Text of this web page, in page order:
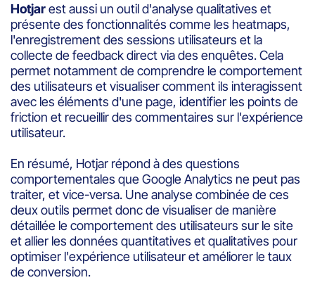
Hotjarest aussi un outil d'analyse qualitatives et
présente des fonctionnalités comme les heatmaps,
l'enregistrement des sessions utilisateurs et la
collecte de feedback direct via des enquêtes. Cela
permet notamment de comprendre le comportement
des utilisateurs et visualiser comment ils interagissent
avec les éléments d'une page, identifier les points de
friction et recueillir des commentaires sur l'expérience
utilisateur.
En résumé, Hotjar répond à des questions
comportementales que Google Analytics ne peut pas
traiter, et vice-versa. Une analyse combinée de ces
deux outils permet donc de visualiser de manière
détaillée le comportement des utilisateurs sur le site
et allier les données quantitatives et qualitatives pour
optimiser l'expérience utilisateur et améliorer le taux
de conversion.